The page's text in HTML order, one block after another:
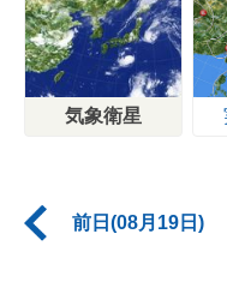
気象衛星
前日(08月19日)